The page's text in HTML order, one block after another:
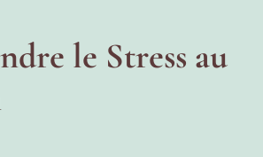
le Stress au